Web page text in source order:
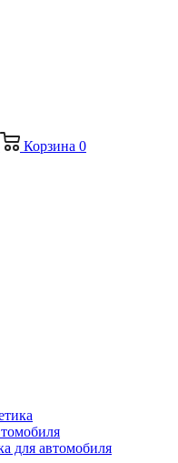
Корзина 0
для автомобиля